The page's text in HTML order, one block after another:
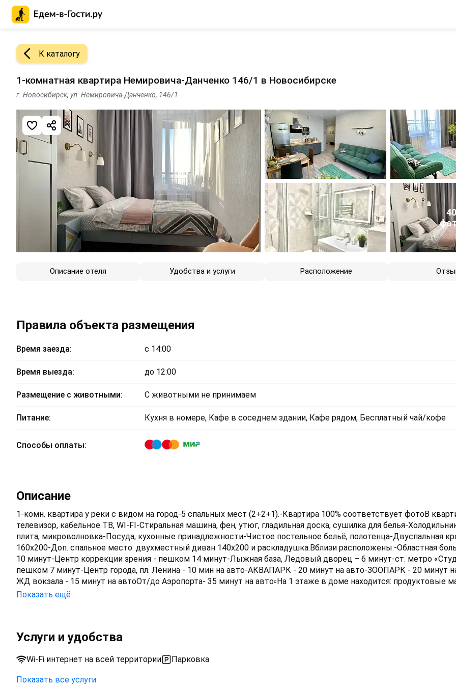
К каталогу
1-комнатная квартира Немировича-Данченко 146/1 в Новосибирске
г. Новосибирск, ул. Немировича-Данченко, 146/1
Описание отеля Удобства и услуги Расположение
Правила объекта размещения
Время заезда: с 14:00
Время выезда: до 12:00
Размещение с животными: С животными не принимаем
Питание: Кухня в номере, Кафе в соседнем здании, Кафе рядом, Бесплатный чай/кофе
Способы оплаты:
Описание
1-комн. квартира у реки с видом на город-5 спальных мест (2+2+1).-Квартира 100% соответствует фотоВ
телевизор, кабельное ТВ, WI-FI-Стиральная машина, фен, утюг, гладильная доска, сушилка для белья-
плита, микроволновка-Посуда, кухонные принадлежности-Чистое постельное бельё, полотенца-Двуспальная
160х200-Доп. спальное место: двухместный диван 140х200 и раскладушка.Вблизи расположены:-Областная
10 минут-Центр коррекции зрения - пешком 14 минут-Лыжная база, Ледовый дворец – 6 минут-ст. метро
пешком 7 минут-Центр города, пл. Ленина - 10 мин на авто-АКВАПАРК - 20 минут на авто-ЗООПАРК - 20 минут
ЖД вокзала - 15 минут на автоОт/до Аэропорта- 35 минут на авто▫️На 1 этаже в доме находится: продуктовые
Фермер-центр.▫️В соседнем здании находится ТЦ «Горский».В пешей доступности продуктовые супермаркеты,
вечеринок.Дом класса КОМФОРТ +.Заезд/выезд круглосуточный.Звоните, пишите. Ждем вас в гости!
Показать ещё
Услуги и удобства
Wi-Fi интернет на всей территории Парковка
Показать все услуги